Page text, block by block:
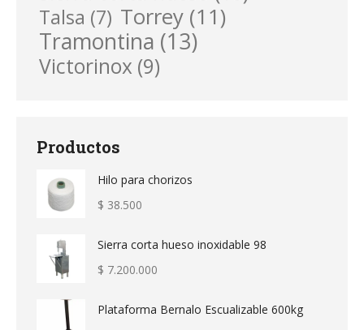
Talsa (7) Torrey (11)
Tramontina (13)
Victorinox (9)
Productos
Hilo para chorizos
$ 38.500
Sierra corta hueso inoxidable 98
$ 7.200.000
Plataforma Bernalo Escualizable 600kg